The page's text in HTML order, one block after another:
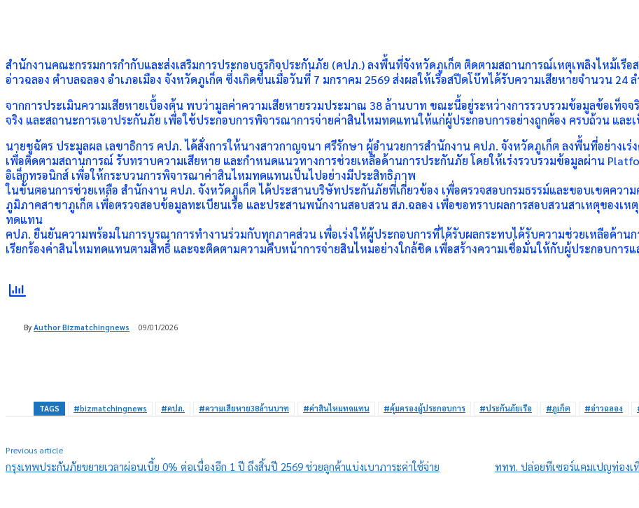
สำนักงานคณะกรรมการกำกับและส่งเสริมการประกอบธุรกิจประกันภัย (คปภ.) ลงพื้นที่จังหวัดภูเก็ต ติดตามสถานการณ์เหตุเพลิงไหม้เรื
อ่าวฉลอง ตำบลฉลอง อำเภอเมือง จังหวัดภูเก็ต ซึ่งเกิดขึ้นเมื่อวันที่ 7 มกราคม 2569 ส่งผลให้เรือสปีดโบ๊ทได้รับความเสียหายจำนวน 24
จากการประเมินความเสียหายเบื้องต้น พบว่ามูลค่าความเสียหายรวมประมาณ 38 ล้านบาท ขณะนี้อยู่ระหว่างการรวบรวมข้อมูลข้อเท็จ
จริง และสถานะการเอาประกันภัย เพื่อใช้ประกอบการพิจารณาการจ่ายค่าสินไหมทดแทนให้แก่ผู้ประกอบการอย่างถูกต้อง ครบถ้วน และ
นายชูฉัตร ประมูลผล เลขาธิการ คปภ. ได้สั่งการให้นางสาวกาญจนา ศรีรักษา ผู้อำนวยการสำนักงาน คปภ. จังหวัดภูเก็ต ลงพื้นที่อย่างเ
เพื่อติดตามสถานการณ์ รับทราบความเสียหาย และกำหนดแนวทางการช่วยเหลือด้านการประกันภัย โดยให้เร่งรวบรวมข้อมูลผ่าน
อิเล็กทรอนิกส์ เพื่อให้กระบวนการพิจารณาค่าสินไหมทดแทนเป็นไปอย่างมีประสิทธิภาพ
ในขั้นตอนการช่วยเหลือ สำนักงาน คปภ. จังหวัดภูเก็ต ได้ประสานบริษัทประกันภัยที่เกี่ยวข้อง เพื่อตรวจสอบกรมธรรม์และขอบเขตความ
ภูมิภาคสาขาภูเก็ต เพื่อตรวจสอบข้อมูลทะเบียนเรือ และประสานพนักงานสอบสวน สภ.ฉลอง เพื่อขอทราบผลการสอบสวนสาเหตุของเ
ทดแทน
คปภ. ยืนยันความพร้อมในการบูรณาการทำงานร่วมกับทุกภาคส่วน เพื่อเร่งให้ผู้ประกอบการที่ได้รับผลกระทบได้รับความช่วยเหลือด้าน
เรียกร้องค่าสินไหมทดแทนตามสิทธิ์ และจะติดตามความคืบหน้าการจ่ายสินไหมอย่างใกล้ชิด เพื่อสร้างความเชื่อมั่นให้กับผู้ประกอบการ
By Author Bizmatchingnews 09/01/2026
TAGS #bizmatchingnews #คปภ. #ความเสียหาย38ล้านบาท #ค่าสินไหมทดแทน #คุ้มครองผู้ประกอบการ #ประกันภัยเรือ #ภูเก็ต #อ่าวฉลอง
Previous article
กรุงเทพประกันภัยขยายเวลาผ่อนเบี้ย 0% ต่อเนื่องอีก 1 ปี ถึงสิ้นปี 2569 ช่วยลูกค้าแบ่งเบาภาระค่าใช้จ่าย
ททท. ปล่อยทีเซอร์แคมเปญท่องเที่